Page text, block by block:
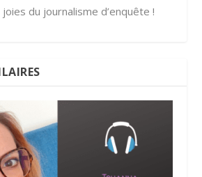
du journalisme d’enquête !